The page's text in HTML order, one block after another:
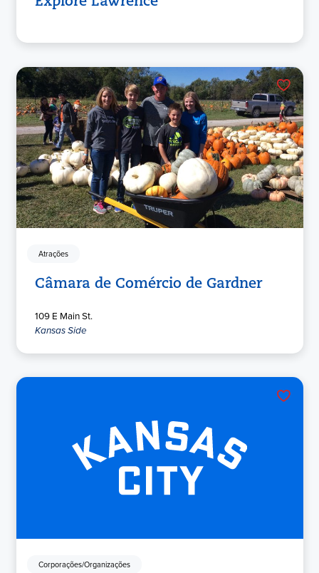
Atrações
Câmara de Comércio de Gardner
109 E Main St.
Kansas Side
Corporações/Organizações